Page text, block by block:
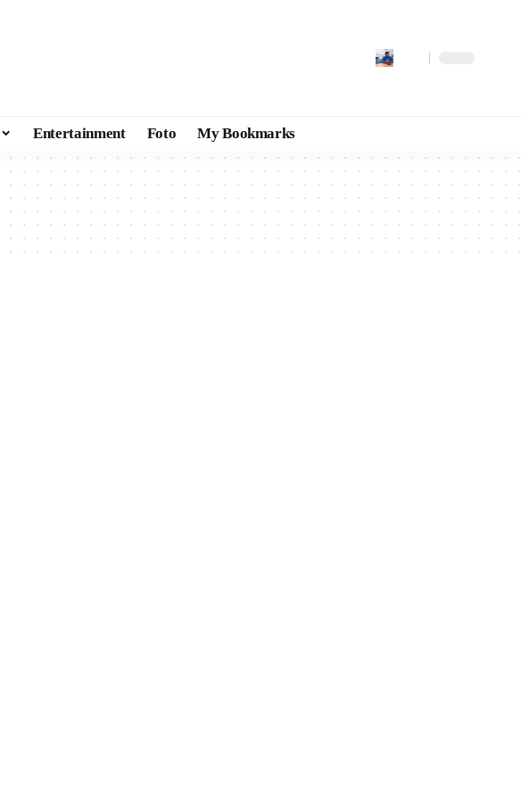
Entertainment Foto My Bookmarks